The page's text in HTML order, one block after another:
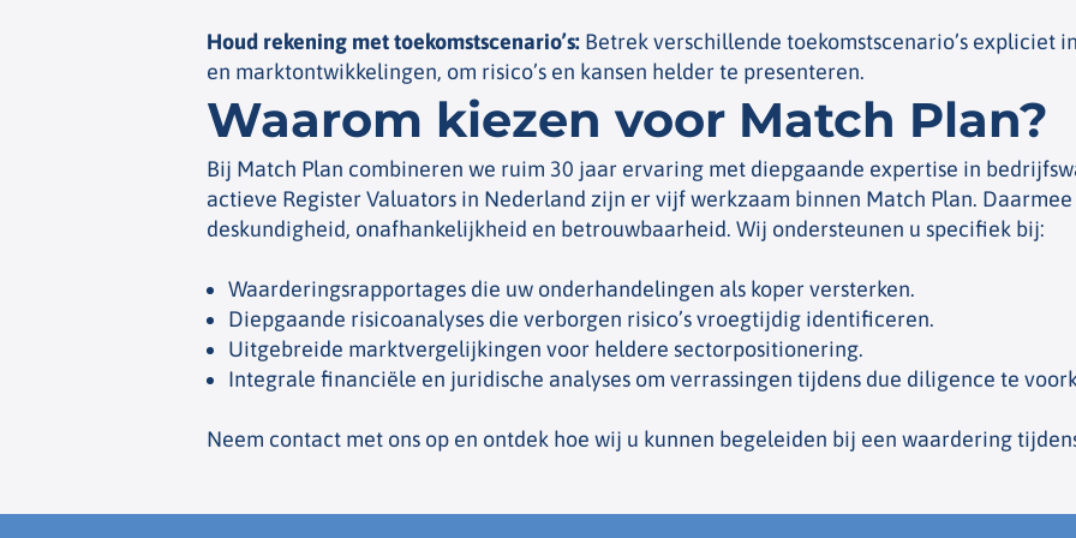
Houd rekening met toekomstscenario’s: Betrek verschillende toekomstscenario’s expliciet
en marktontwikkelingen, om risico’s en kansen helder te presenteren.
Waarom kiezen voor Match Plan?
Bij Match Plan combineren we ruim 30 jaar ervaring met diepgaande expertise in
actieve Register Valuators in Nederland zijn er vijf werkzaam binnen Match Plan.
deskundigheid, onafhankelijkheid en betrouwbaarheid. Wij ondersteunen u specifiek bij:
Waarderingsrapportages die uw onderhandelingen als koper versterken.
Diepgaande risicoanalyses die verborgen risico’s vroegtijdig identificeren.
Uitgebreide marktvergelijkingen voor heldere sectorpositionering.
Integrale financiële en juridische analyses om verrassingen tijdens due diligence te
Neem contact met ons op en ontdek hoe wij u kunnen begeleiden bij een waardering